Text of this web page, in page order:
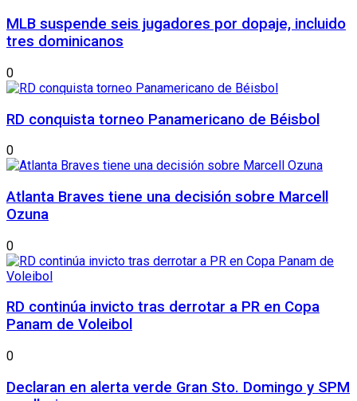
MLB suspende seis jugadores por dopaje, incluido
tres dominicanos
0
RD conquista torneo Panamericano de Béisbol
0
Atlanta Braves tiene una decisión sobre Marcell
Ozuna
0
RD continúa invicto tras derrotar a PR en Copa
Panam de Voleibol
0
Declaran en alerta verde Gran Sto. Domingo y SPM